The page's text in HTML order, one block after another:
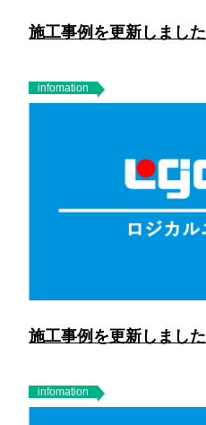
施工事例を更新しました
infomation
施工事例を更新しました
infomation